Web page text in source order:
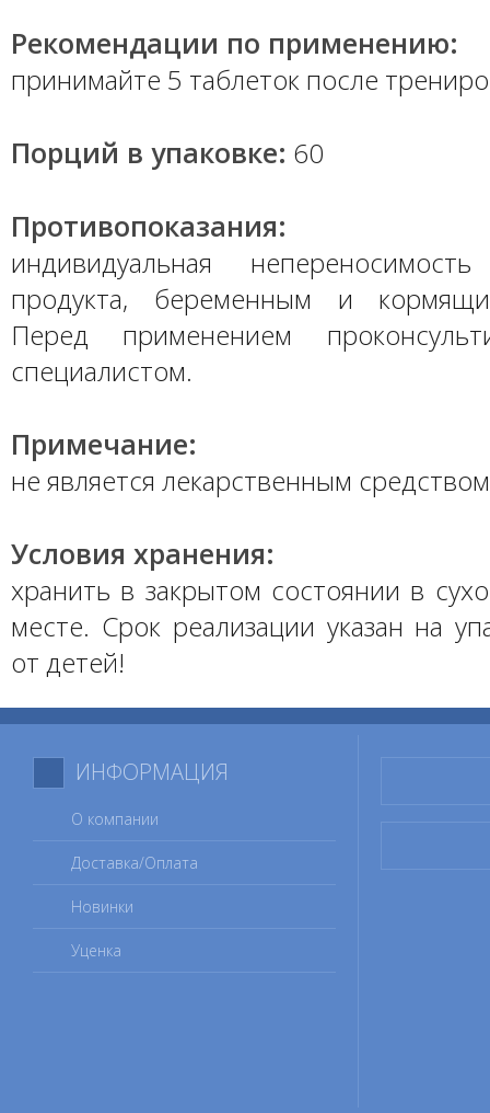
Рекомендации по применению:
принимайте 5 таблеток после
Порций в упаковке: 60
Противопоказания:
индивидуальная
продукта, беременным и
Перед применением
специалистом.
Примечание:
не является лекарственным
Условия хранения:
хранить в закрытом состоянии в
месте. Срок реализации указан на
от детей!
ИНФОРМАЦИЯ
О компании
Доставка/Оплата
Новинки
Уценка